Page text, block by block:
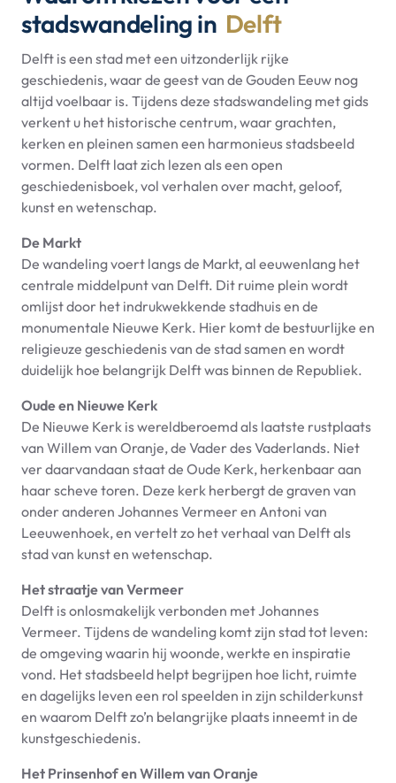
stadswandeling in Delft
Delft is een stad met een uitzonderlijk rijke
geschiedenis, waar de geest van de Gouden Eeuw nog
altijd voelbaar is. Tijdens deze stadswandeling met gids
verkent u het historische centrum, waar grachten,
kerken en pleinen samen een harmonieus stadsbeeld
vormen. Delft laat zich lezen als een open
geschiedenisboek, vol verhalen over macht, geloof,
kunst en wetenschap.
De Markt
De wandeling voert langs de Markt, al eeuwenlang het
centrale middelpunt van Delft. Dit ruime plein wordt
omlijst door het indrukwekkende stadhuis en de
monumentale Nieuwe Kerk. Hier komt de bestuurlijke en
religieuze geschiedenis van de stad samen en wordt
duidelijk hoe belangrijk Delft was binnen de Republiek.
Oude en Nieuwe Kerk
De Nieuwe Kerk is wereldberoemd als laatste rustplaats
van Willem van Oranje, de Vader des Vaderlands. Niet
ver daarvandaan staat de Oude Kerk, herkenbaar aan
haar scheve toren. Deze kerk herbergt de graven van
onder anderen Johannes Vermeer en Antoni van
Leeuwenhoek, en vertelt zo het verhaal van Delft als
stad van kunst en wetenschap.
Het straatje van Vermeer
Delft is onlosmakelijk verbonden met Johannes
Vermeer. Tijdens de wandeling komt zijn stad tot leven:
de omgeving waarin hij woonde, werkte en inspiratie
vond. Het stadsbeeld helpt begrijpen hoe licht, ruimte
en dagelijks leven een rol speelden in zijn schilderkunst
en waarom Delft zo’n belangrijke plaats inneemt in de
kunstgeschiedenis.
Het Prinsenhof en Willem van Oranje